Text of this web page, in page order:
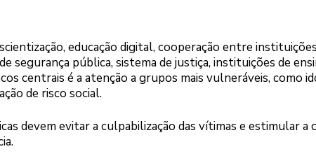
educação digital, cooperação entre
segurança pública, sistema de justiça, instituições de
centrais é a atenção a grupos mais vulneráveis, como
de risco social.
devem evitar a culpabilização das vítimas e estimular a